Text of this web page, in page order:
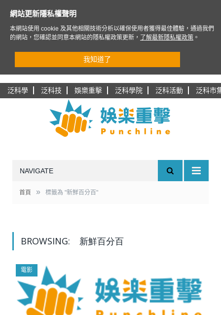
泛科學 泛科技 娛樂重擊 泛科學院 泛科活動 泛科市
NAVIGATE
首頁 » 標籤為 "新鮮百分百"
BROWSING: 新鮮百分百
電影
網站更新隱私權聲明
本網站使用 cookie 及其他相關技術分析以確保使用者獲得最佳體驗，通過我們
的網站，您確認並同意本網站的隱私權政策更新，
了解最新隱私權政策 。
我知道了